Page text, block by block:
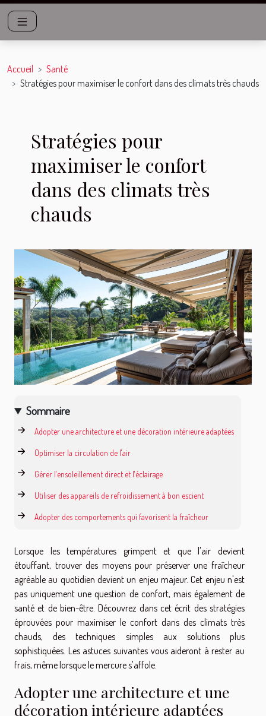
Accueil
Santé
Stratégies pour maximiser le confort dans des climats très chauds
Stratégies pour
maximiser le confort
dans des climats très
chauds
Sommaire
Adopter une architecture et une décoration intérieure adaptées
Optimiser la circulation de l'air
Gérer l'ensoleillement direct et l'éclairage
Utiliser des appareils de refroidissement à bon escient
Adopter des comportements qui favorisent la fraîcheur
Lorsque les températures grimpent et que l'air devient
étouffant, trouver des moyens pour préserver une fraîcheur
agréable au quotidien devient un enjeu majeur. Cet enjeu n'est
pas uniquement une question de confort, mais également de
santé et de bien-être. Découvrez dans cet écrit des stratégies
éprouvées pour maximiser le confort dans des climats très
chauds, des techniques simples aux solutions plus
sophistiquées. Les astuces suivantes vous aideront à rester au
frais, même lorsque le mercure s'affole.
Adopter une architecture et une
décoration intérieure adaptées